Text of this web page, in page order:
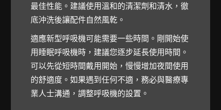
最佳性能。建議使用溫和的清潔劑和清水，徹
底沖洗後讓配件自然風乾。
適應新型呼吸機可能需要一些時間。剛開始使
用睡眠呼吸機時，建議您逐步延長使用時間。
可以先從短時間戴用開始，慢慢增加夜間使用
的舒適度。如果遇到任何不適，務必與醫療專
業人士溝通，調整呼吸機的設置。